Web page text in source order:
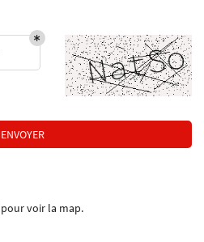
ENVOYER
pour voir la map.